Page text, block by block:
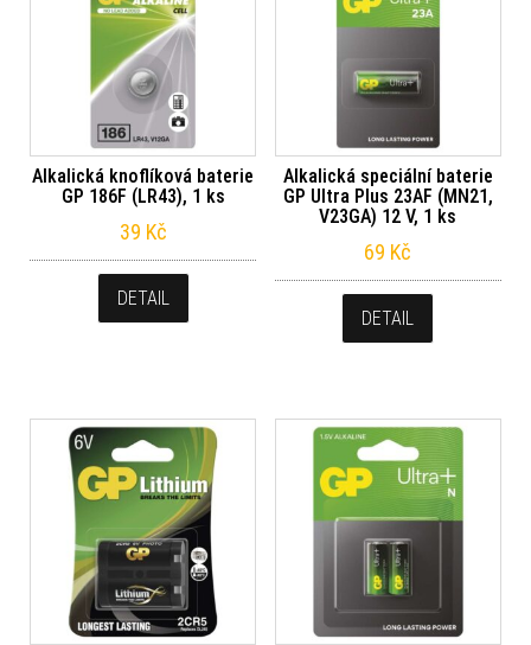
Alkalická knoflíková baterie
GP 186F (LR43), 1 ks
39 Kč
DETAIL
Alkalická speciální baterie
GP Ultra Plus 23AF (MN21,
V23GA) 12 V, 1 ks
69 Kč
DETAIL